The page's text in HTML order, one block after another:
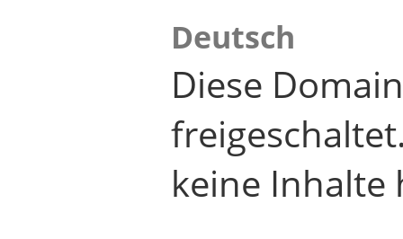
Deutsch
Diese
keine Inhalte